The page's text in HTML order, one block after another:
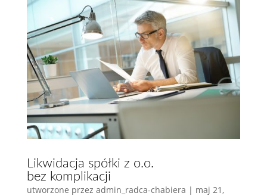
Likwidacja spółki z o.o.
bez komplikacji
utworzone przez admin_radca-chabiera | maj 21,